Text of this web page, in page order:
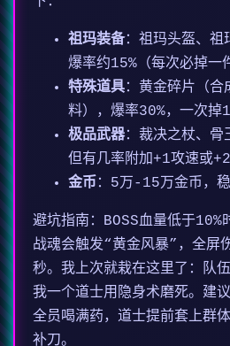
祖玛装备：祖玛头盔、祖
爆率约15%（每次必掉一
特殊道具：黄金碎片（
料），爆率30%，一次掉
极品武器：裁决之杖、骨
但有几率附加+1攻速或+2
金币 ：5万-15万金币，稳
避坑指南：BOSS血量低于
战魂会触发“黄金风暴”，全屏
秒。我上次就栽在这里了：队
我一个道士用隐身术磨死。建议
全员喝满药，道士提前套上群
补刀。